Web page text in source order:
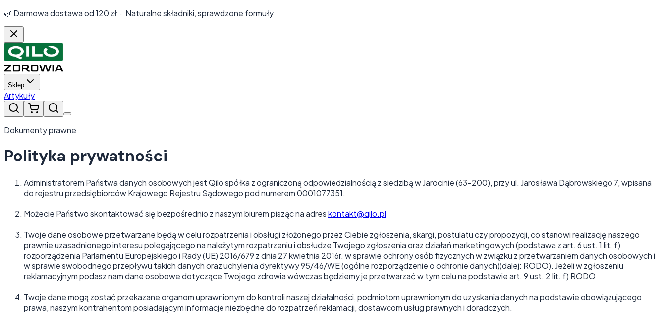
🌿 Darmowa dostawa od120 zł · Naturalne składniki, sprawdzone formuły
Sklep
Artykuły
Dokumenty prawne
Polityka prywatności
Administratorem Państwa danych osobowych jest Qilo spółka z ograniczoną odpowiedzialnością z siedzibą w Jarocinie (63-200), przy ul. Jarosława Dąbrowskiego 7, wpisana
do rejestru przedsiębiorców Krajowego Rejestru Sądowego pod numerem 0001077351.
Możecie Państwo skontaktować się bezpośrednio z naszym biurem pisząc na adreskontakt@qilo.pl
Twoje dane osobowe przetwarzane będą w celu rozpatrzenia i obsługi złożonego przez Ciebie zgłoszenia, skargi, postulatu czy propozycji, co stanowi realizację naszego
prawnie uzasadnionego interesu polegającego na należytym rozpatrzeniu i obsłudze Twojego zgłoszenia oraz działań marketingowych (podstawa z art. 6 ust. 1 lit. f)
rozporządzenia Parlamentu Europejskiego i Rady (UE) 2016/679 z dnia 27 kwietnia 2016r. w sprawie ochrony osób fizycznych w związku z przetwarzaniem danych osobowych i
w sprawie swobodnego przepływu takich danych oraz uchylenia dyrektywy 95/46/WE (ogólne rozporządzenie o ochronie danych)(dalej: RODO). Jeżeli w zgłoszeniu
reklamacyjnym podasz nam dane osobowe dotyczące Twojego zdrowia wówczas będziemy je przetwarzać w tym celu na podstawie art. 9 ust. 2 lit. f) RODO
Twoje dane mogą zostać przekazane organom uprawnionym do kontroli naszej działalności, podmiotom uprawnionym do uzyskania danych na podstawie obowiązującego
prawa, naszym kontrahentom posiadającym informacje niezbędne do rozpatrzeń reklamacji, dostawcom usług prawnych i doradczych.